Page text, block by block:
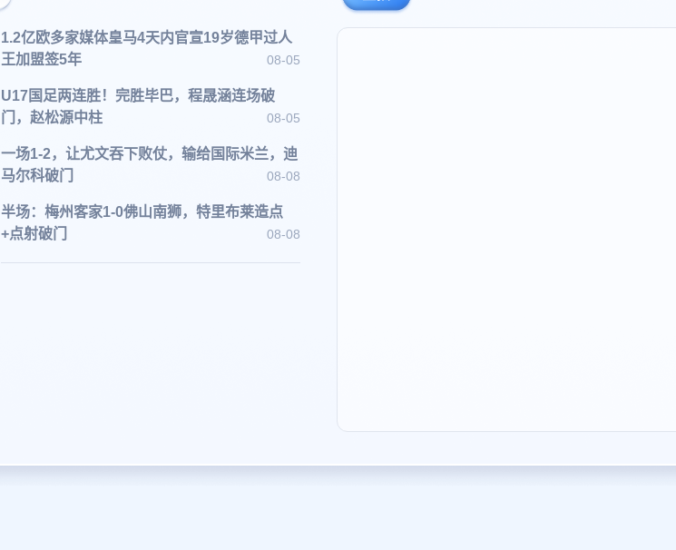
1.2亿欧多家媒体皇马4天内官宣19岁德甲过人
王加盟签5年
08-05
U17国足两连胜！完胜毕巴，程晟涵连场破
门，赵松源中柱
08-05
一场1-2，让尤文吞下败仗，输给国际米兰，迪
马尔科破门
08-08
半场：梅州客家1-0佛山南狮，特里布莱造点
+点射破门
08-08